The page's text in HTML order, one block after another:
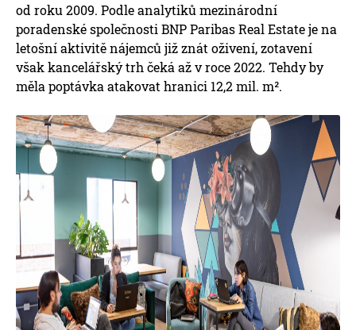
od roku 2009. Podle analytiků mezinárodní
poradenské společnosti BNP Paribas Real Estate je na
letošní aktivitě nájemců již znát oživení, zotavení
však kancelářský trh čeká až v roce 2022. Tehdy by
měla poptávka atakovat hranici 12,2 mil. m².